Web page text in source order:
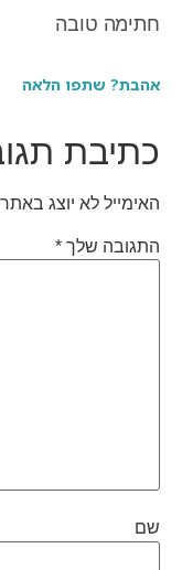
חתימה טובה
אהבת? שתפו הלאה
כתיבת
האימייל לא יוצג
התגובה שלך *
שם